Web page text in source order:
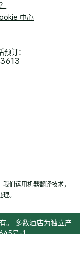
中心
订：
们运用机器翻译技术，
。
。 多数酒店为独立产
号-1